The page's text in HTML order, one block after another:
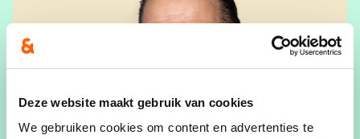
Deze website maakt gebruik van cookies
We gebruiken cookies om content en advertenties te